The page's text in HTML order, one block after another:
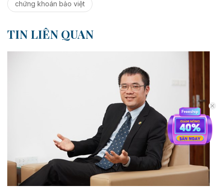
chứng khoán bảo việt
TIN LIÊN QUAN